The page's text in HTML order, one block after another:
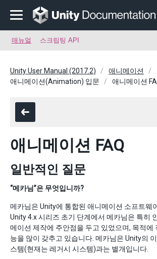
매뉴얼 스크립팅 API
Unity User Manual (2017.2)
애니메이션
애니메이션(Animation) 입문
애니메이션
애니메이션 FAQ
일반적인 질문
“메카님”은 무엇입니까?
메카님은 Unity에 통합된 애니메이션 소프트웨
Unity 4.x 시리즈 초기 단계에서 메카님은 특히
메이션 제작에 주안점을 두고 있었으며, 목적에
능을 많이 갖추고 있습니다. 메카님은 Unity의
스템(현재는 레거시 시스템)과는 별개입니다.